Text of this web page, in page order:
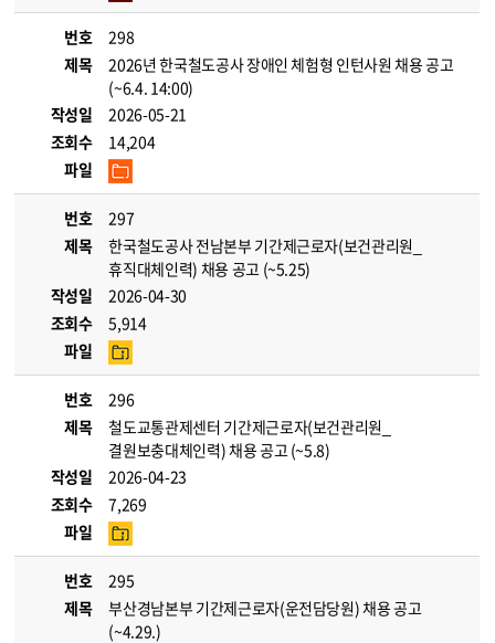
번호
298
제목
2026년 한국철도공사 장애인 체험형 인턴사원 채용 공고
(~6.4. 14:00)
작성일
2026-05-21
조회수
14,204
파일
번호
297
제목
한국철도공사 전남본부 기간제근로자(보건관리원_
휴직대체인력) 채용 공고 (~5.25)
작성일
2026-04-30
조회수
5,914
파일
번호
296
제목
철도교통관제센터 기간제근로자(보건관리원_
결원보충대체인력) 채용 공고 (~5.8)
작성일
2026-04-23
조회수
7,269
파일
번호
295
제목
부산경남본부 기간제근로자(운전담당원) 채용 공고
(~4.29.)